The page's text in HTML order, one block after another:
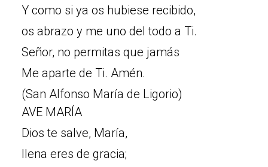
Y como si ya os hubiese recibido,
os abrazo y me uno del todo a Ti.
Señor, no permitas que jamás
Me aparte de Ti. Amén.
(San Alfonso María de Ligorio)
AVE MARÍA
Dios te salve, María,
llena eres de gracia;